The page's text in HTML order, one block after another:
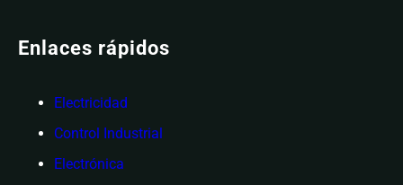
Enlaces rápidos
Electricidad
Control Industrial
Electrónica